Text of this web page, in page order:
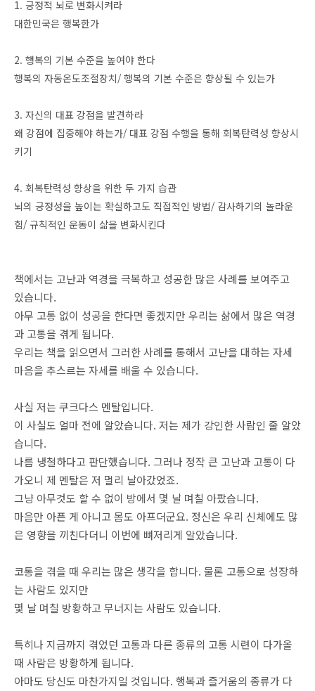
1. 긍정적 뇌로 변화시켜라
대한민국은 행복한가
2. 행복의 기본 수준을 높여야 한다
행복의 자동온도조절장치/ 행복의 기본 수준은 향상될 수 있는가
3. 자신의 대표 강점을 발견하라
왜 강점에 집중해야 하는가/ 대표 강점 수행을 통해 회복탄력성 향상시
키기
4. 회복탄력성 향상을 위한 두 가지 습관
뇌의 긍정성을 높이는 확실하고도 직접적인 방법/ 감사하기의 놀라운
힘/ 규칙적인 운동이 삶을 변화시킨다
책에서는 고난과 역경을 극복하고 성공한 많은 사례를 보여주고
있습니다.
아무 고통 없이 성공을 한다면 좋겠지만 우리는 삶에서 많은 역경
과 고통을 겪게 됩니다.
우리는 책을 읽으면서 그러한 사례를 통해서 고난을 대하는 자세
마음을 추스르는 자세를 배울 수 있습니다.
사실 저는 쿠크다스 멘탈입니다.
이 사실도 얼마 전에 알았습니다. 저는 제가 강인한 사람인 줄 알았
습니다.
나름 냉철하다고 판단했습니다. 그러나 정작 큰 고난과 고통이 다
가오니 제 멘탈은 저 멀리 날아갔었죠.
그냥 아무것도 할 수 없이 방에서 몇 날 며칠 아팠습니다.
마음만 아픈 게 아니고 몸도 아프더군요. 정신은 우리 신체에도 많
은 영향을 끼친다더니 이번에 뼈저리게 알았습니다.
코통을 겪을 때 우리는 많은 생각을 합니다. 물론 고통으로 성장하
는 사람도 있지만
몇 날 며칠 방황하고 무너지는 사람도 있습니다.
특히나 지금까지 겪었던 고통과 다른 종류의 고통 시련이 다가올
때 사람은 방황하게 됩니다.
아마도 당신도 마찬가지일 것입니다. 행복과 즐거움의 종류가 다